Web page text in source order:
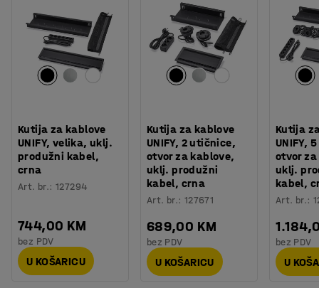
Opremite ga pločom s prednje strane koja skriva
predmete kao što su žice ili kablovi.
Potreban vam je prostor za spremanje? Namještaj iz
asortimana QBUS je dizajniran tako da se međusobno
Broj za boju postolja
Materijal postolja:
Potreban broj osoba
Procjena vremena
Težina:
Testirano: EN 527-1, EN 527-2
Kutija za kablove
UNIFY, velika, uklj.
produžni kabel,
crna
Art. br.:127294
744,00 KM
bez PDV
U KOŠARICU
Kutija za kablove
UNIFY, 2 utičnice,
otvor za kablove,
uklj. produžni
kabel, crna
Art. br.: 127671
689,00 KM
bez PDV
U KOŠARICU
Kutija
UNIFY,
otvor
uklj.
kabel,
Art. br.:
bez PDV
U